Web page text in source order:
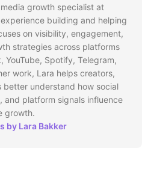
growth specialist at
building and helping
on visibility, engagement,
strategies across platforms
YouTube, Spotify, Telegram,
work, Lara helps creators,
understand how social
and platform signals influence
growth.
by Lara Bakker